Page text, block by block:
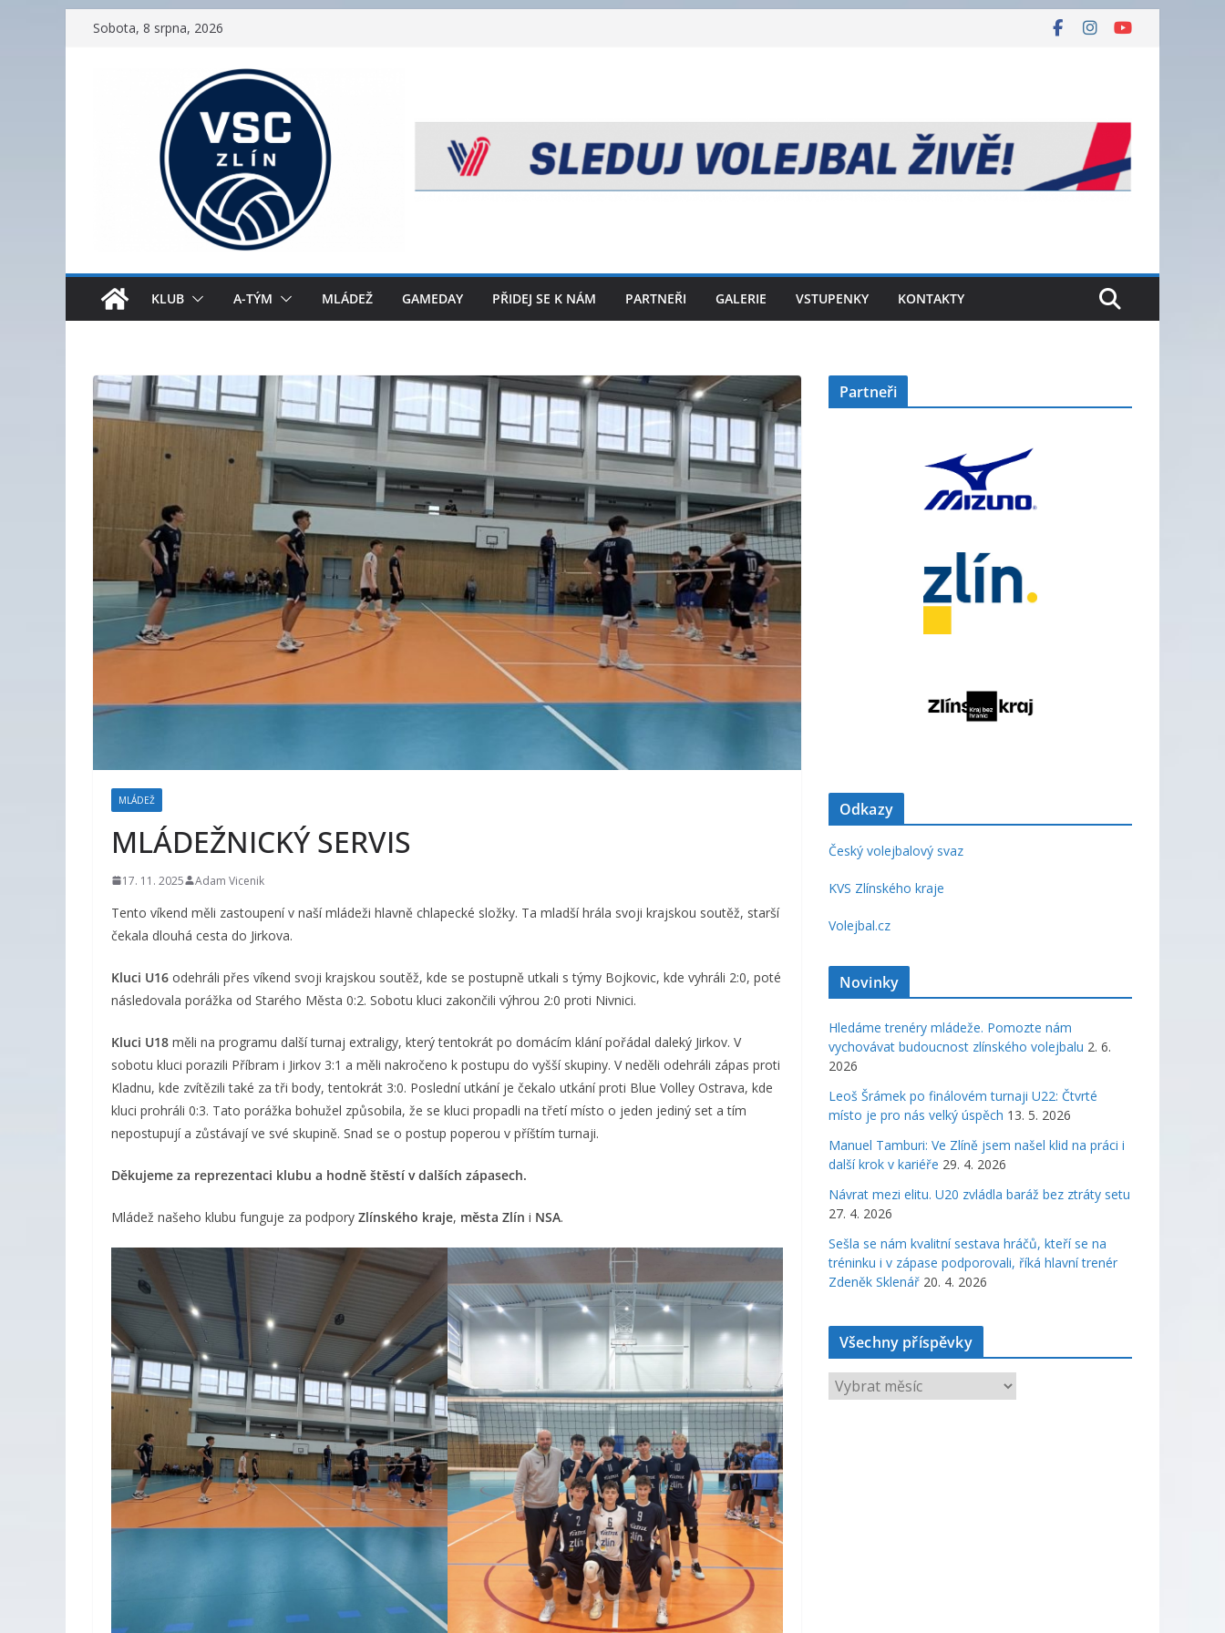
Přeskočit
Sobota, 8 srpna, 2026
KLUB A-TÝM MLÁDEŽ GAMEDAY PŘIDEJ SE K NÁM PARTNEŘI GALERIE VSTUPENKY KONTAKTY
MLÁDEŽ
MLÁDEŽNICKÝ SERVIS
17. 11. 2025 Adam Vicenik
Tento víkend měli zastoupení v naší mládeži hlavně chlapecké složky. Ta mladší hrála svoji krajskou soutěž, starší
čekala dlouhá cesta do Jirkova.
Kluci U16 odehráli přes víkend svoji krajskou soutěž, kde se postupně utkali s týmy Bojkovic, kde vyhráli 2:0, poté
následovala porážka od Starého Města 0:2. Sobotu kluci zakončili výhrou 2:0 proti Nivnici.
Kluci U18 měli na programu další turnaj extraligy, který tentokrát po domácím klání pořádal daleký Jirkov. V
sobotu kluci porazili Příbram i Jirkov 3:1 a měli nakročeno k postupu do vyšší skupiny. V neděli odehráli zápas proti
Kladnu, kde zvítězili také za tři body, tentokrát 3:0. Poslední utkání je čekalo utkání proti Blue Volley Ostrava, kde
kluci prohráli 0:3. Tato porážka bohužel způsobila, že se kluci propadli na třetí místo o jeden jediný set a tím
nepostupují a zůstávají ve své skupině. Snad se o postup poperou v příštím turnaji.
Děkujeme za reprezentaci klubu a hodně štěstí v dalších zápasech.
Mládež našeho klubu funguje za podpory Zlínského kraje, města Zlín i NSA.
Partneři
Odkazy
Český volejbalový svaz
KVS Zlínského kraje
Volejbal.cz
Novinky
Hledáme trenéry mládeže. Pomozte nám
vychovávat budoucnost zlínského volejbalu 2. 6.
2026
Leoš Šrámek po finálovém turnaji U22: Čtvrté
místo je pro nás velký úspěch 13. 5. 2026
Manuel Tamburi: Ve Zlíně jsem našel klid na práci i
další krok v kariéře 29. 4. 2026
Návrat mezi elitu. U20 zvládla baráž bez ztráty setu
27. 4. 2026
Sešla se nám kvalitní sestava hráčů, kteří se na
tréninku i v zápase podporovali, říká hlavní trenér
Zdeněk Sklenář 20. 4. 2026
Všechny příspěvky